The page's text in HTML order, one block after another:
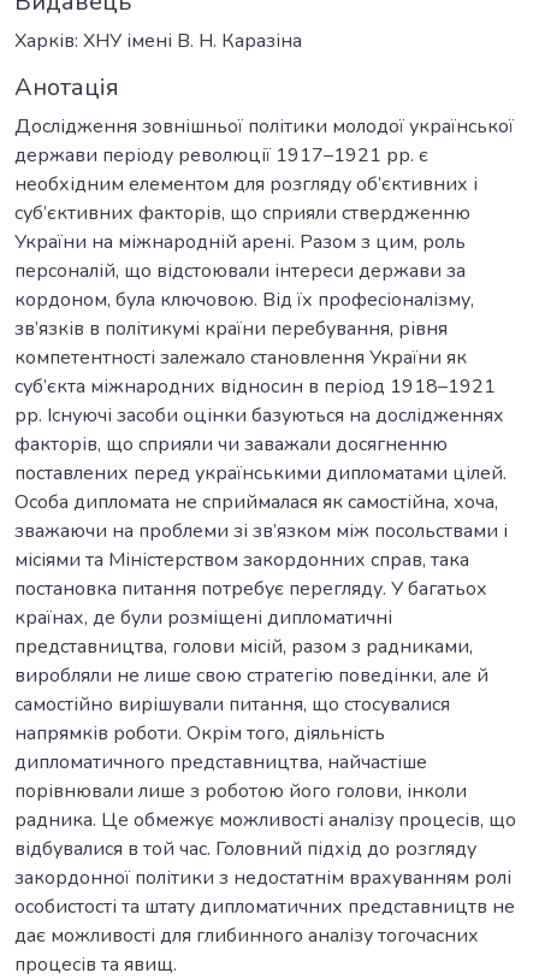
Харків: ХНУ імені В. Н. Каразіна
Анотація
Дослідження зовнішньої політики молодої української
держави періоду революції 1917–1921 рр. є
необхідним елементом для розгляду об’єктивних і
суб’єктивних факторів, що сприяли ствердженню
України на міжнародній арені. Разом з цим, роль
персоналій, що відстоювали інтереси держави за
кордоном, була ключовою. Від їх професіоналізму,
зв’язків в політикумі країни перебування, рівня
компетентності залежало становлення України як
суб’єкта міжнародних відносин в період 1918–1921
рр. Існуючі засоби оцінки базуються на дослідженнях
факторів, що сприяли чи заважали досягненню
поставлених перед українськими дипломатами цілей.
Особа дипломата не сприймалася як самостійна, хоча,
зважаючи на проблеми зі зв’язком між посольствами і
місіями та Міністерством закордонних справ, така
постановка питання потребує перегляду. У багатьох
країнах, де були розміщені дипломатичні
представництва, голови місій, разом з радниками,
виробляли не лише свою стратегію поведінки, але й
самостійно вирішували питання, що стосувалися
напрямків роботи. Окрім того, діяльність
дипломатичного представництва, найчастіше
порівнювали лише з роботою його голови, інколи
радника. Це обмежує можливості аналізу процесів, що
відбувалися в той час. Головний підхід до розгляду
закордонної політики з недостатнім врахуванням ролі
особистості та штату дипломатичних представництв не
дає можливості для глибинного аналізу тогочасних
процесів та явищ.